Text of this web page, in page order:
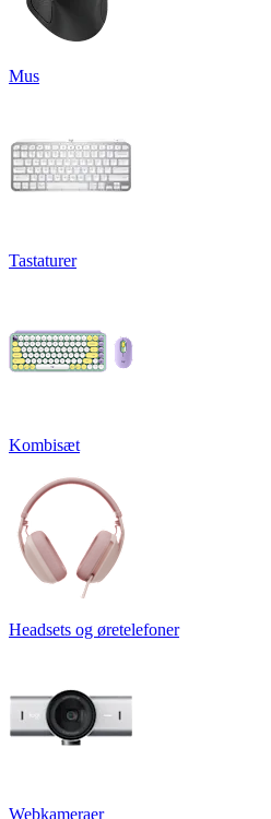
Mus
Tastaturer
Kombisæt
Headsets og øretelefoner
Webkameraer